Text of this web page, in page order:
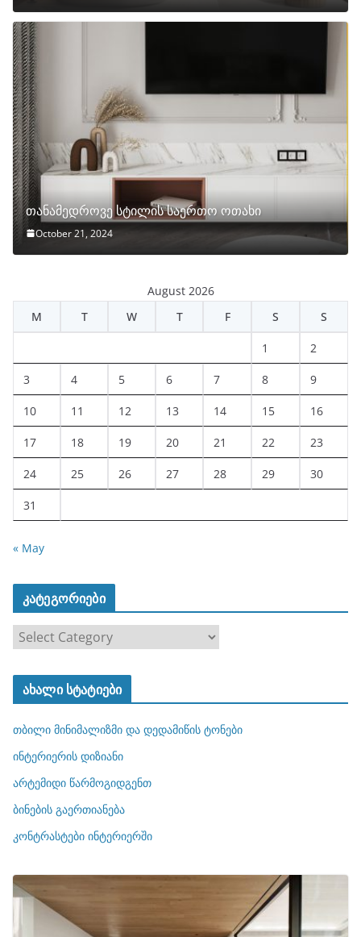
თანამედროვე სტილის საერთო ოთახი
October 21, 2024
August 2026
M
T W T F S S
1 2
3 4 5 6 7 8 9
10 11 12 13 14 15 16
17 18 19 20 21 22 23
24 25 26 27 28 29 30
31
« May
კატეგორიები
ა
ტ
ო
რ
ბ
ი
ახალი სტატიები
თბილი მინიმალიზმი და დედამიწის ტონები
ინტერიერის დიზიანი
არტემიდი წარმოგიდგენთ
ბინების გაერთიანება
კონტრასტები ინტერიერში